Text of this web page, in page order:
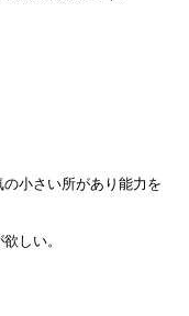
小さい所があり能力を
しい。